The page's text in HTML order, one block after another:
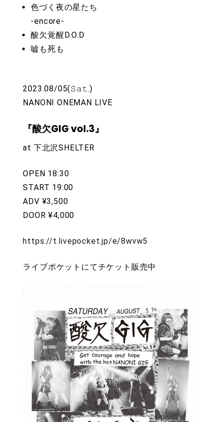
色づく夜の星たち
-encore-
酸欠覚醒D.O.D
嘘も死も
2023.08/05(𝚂𝚊𝚝.)
NANONI ONEMAN LIVE
『酸欠GIG vol.3』
at 下北沢SHELTER
OPEN 18:30
START 19:00
ADV ¥3,500
DOOR ¥4,000
https://t.livepocket.jp/e/8wvw5
ライブポケットにてチケット販売中